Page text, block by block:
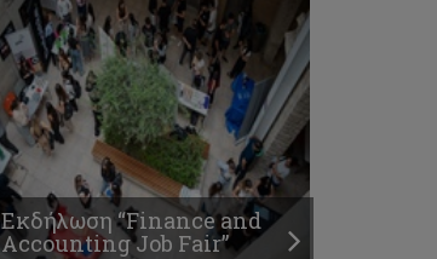
Εκδήλωση “Finance and
Accounting Job Fair”